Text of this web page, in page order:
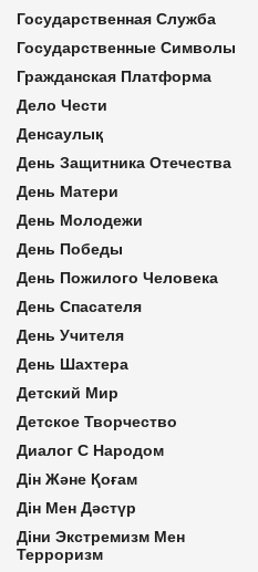
Государственная Служба
Государственные Символы
Гражданская Платформа
Дело Чести
Денсаулық
День Защитника Отечества
День Матери
День Молодежи
День Победы
День Пожилого Человека
День Спасателя
День Учителя
День Шахтера
Детский Мир
Детское Творчество
Диалог С Народом
Дін Және Қоғам
Дін Мен Дәстүр
Діни Экстремизм Мен
Терроризм